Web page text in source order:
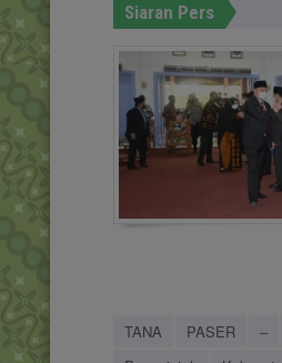
Siaran Pers
TANA PASER –